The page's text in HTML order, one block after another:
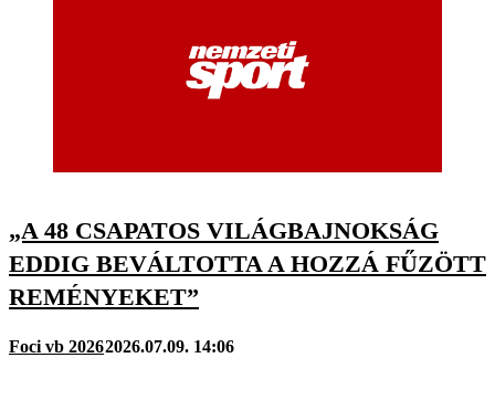
„A 48 CSAPATOS VILÁGBAJNOKSÁG
EDDIG BEVÁLTOTTA A HOZZÁ FŰZÖTT
REMÉNYEKET”
Foci vb 20262026.07.09. 14:06